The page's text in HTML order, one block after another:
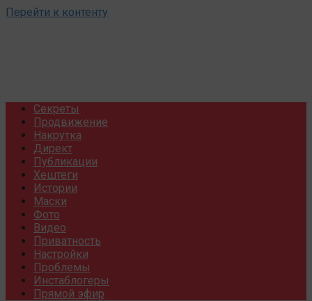
Перейти к контенту
Секреты
Продвижение
Накрутка
Директ
Публикации
Хештеги
Истории
Маски
Фото
Видео
Приватность
Настройки
Проблемы
Инстаблогеры
Прямой эфир